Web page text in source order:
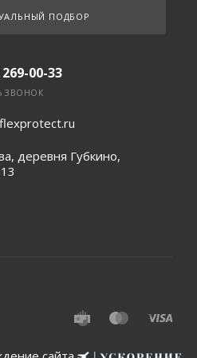
ПОДБОР
00-33
ЗВОНОК
деревня Губкино,